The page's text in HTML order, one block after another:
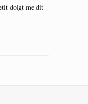
doigt me dit